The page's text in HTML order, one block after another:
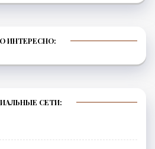
ИНТЕРЕСНО:
СЕТИ: